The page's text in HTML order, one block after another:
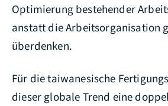
Optimierung bestehender
anstatt die Arbeitsorganisation
überdenken.
Für die taiwanesische
dieser globale Trend eine